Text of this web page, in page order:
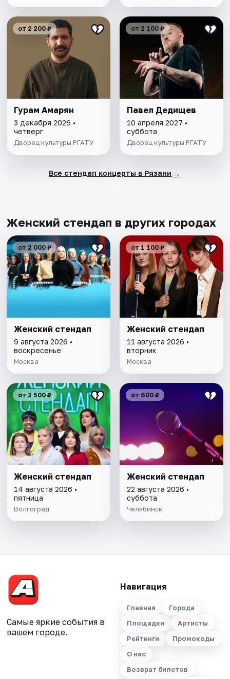
от 2 200 ₽
Гурам Амарян
3 декабря 2026 •
четверг
Дворец культуры РГАТУ
от 2 100 ₽
Павел Дедищев
10 апреля 2027 •
суббота
Дворец культуры РГАТУ
Все стендап концерты в Рязани →
Женский стендап в других городах
от 2 000 ₽
Женский стендап
9 августа 2026 •
воскресенье
Москва
от 1 100 ₽
Женский стендап
11 августа 2026 •
вторник
Москва
от 2 500 ₽
Женский стендап
14 августа 2026 •
пятница
Волгоград
от 600 ₽
Женский стендап
22 августа 2026 •
суббота
Челябинск
Самые яркие события в
вашем городе.
Навигация
Главная
Города
Площадки
Артисты
Рейтинги
Промокоды
О нас
Возврат билетов